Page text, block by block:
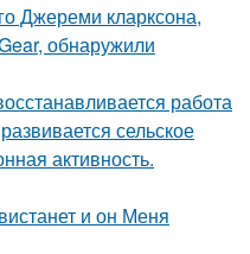
Джереми кларксона,
обнаружили
работа
сельское
активность.
и он Меня